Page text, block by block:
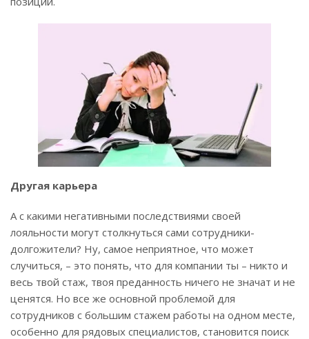
Другая карьера
А с какими негативными последствиями своей
лояльности могут столкнуться сами сотрудники-
долгожители? Ну, самое неприятное, что может
случиться, – это понять, что для компании ты – никто и
весь твой стаж, твоя преданность ничего не значат и не
ценятся. Но все же основной проблемой для
сотрудников с большим стажем работы на одном месте,
особенно для рядовых специалистов, становится поиск